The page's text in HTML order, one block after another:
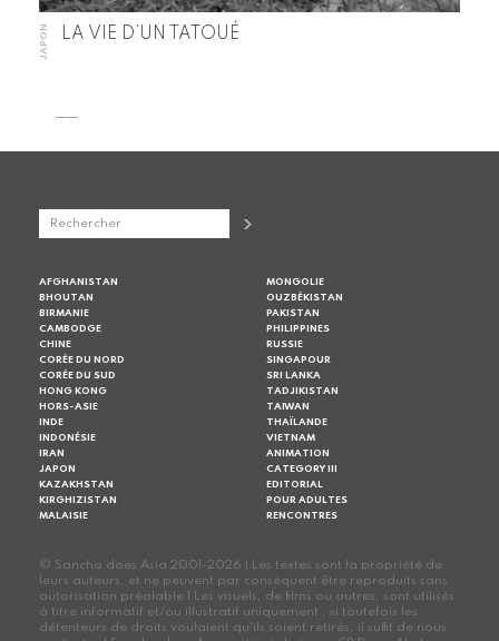
JAPON LA VIE D’UN TATOUÉ
AFGHANISTAN
BHOUTAN
BIRMANIE
CAMBODGE
CHINE
CORÉE DU NORD
CORÉE DU SUD
HONG KONG
HORS-ASIE
INDE
INDONÉSIE
IRAN
JAPON
KAZAKHSTAN
KIRGHIZISTAN
MALAISIE
MONGOLIE
OUZBÉKISTAN
PAKISTAN
PHILIPPINES
RUSSIE
SINGAPOUR
SRI LANKA
TADJIKISTAN
TAIWAN
THAÏLANDE
VIETNAM
ANIMATION
CATEGORY III
EDITORIAL
POUR ADULTES
RENCONTRES
© Sancho does Asia 2001-2026 | Les textes sont la propriété de
leurs auteurs, et ne peuvent par conséquent être reproduits sans
autorisation préalable | Les visuels, de films ou autres, sont utilisés
à titre informatif et/ou illustratif uniquement ; si toutefois les
détenteurs de droits voulaient qu'ils soient retirés, il suffit de nous